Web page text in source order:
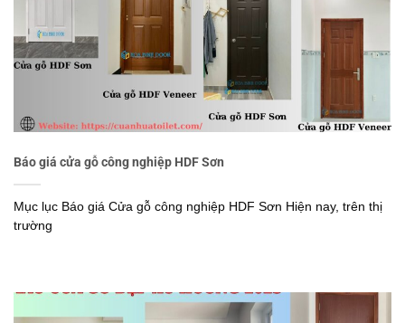
Báo giá cửa gỗ công nghiệp HDF Sơn
Mục lục Báo giá Cửa gỗ công nghiệp HDF Sơn Hiện nay, trên thị
trường